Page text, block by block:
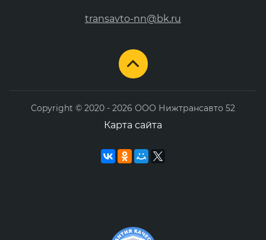
transаvto-nn@bk.ru
Copyright © 2020 - 2026 ООО Нижтрансавто 52
Карта сайта